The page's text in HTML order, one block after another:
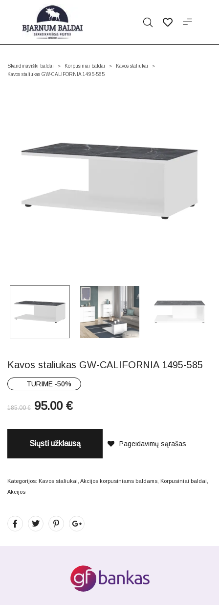
Skandinaviški baldai > Korpusiniai baldai > Kavos staliukai >
Kavos staliukas GW-CALIFORNIA 1495-585
Kavos staliukas GW-CALIFORNIA 1495-585
TURIME -50%
185.00€ 95.00 €
Siųsti užklausą Pageidavimų sąrašas
Kategorijos: Kavos staliukai Akcijos korpusiniams baldams Korpusiniai baldai
Akcijos